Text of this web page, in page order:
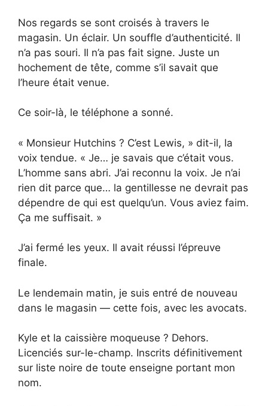
Nos regards se sont croisés à travers le
magasin. Un éclair. Un souffle d’authenticité. Il
n’a pas souri. Il n’a pas fait signe. Juste un
hochement de tête, comme s’il savait que
l’heure était venue.
Ce soir-là, le téléphone a sonné.
« Monsieur Hutchins ? C’est Lewis, » dit-il, la
voix tendue. « Je… je savais que c’était vous.
L’homme sans abri. J’ai reconnu la voix. Je n’ai
rien dit parce que… la gentillesse ne devrait pas
dépendre de qui est quelqu’un. Vous aviez faim.
Ça me suffisait. »
J’ai fermé les yeux. Il avait réussi l’épreuve
finale.
Le lendemain matin, je suis entré de nouveau
dans le magasin — cette fois, avec les avocats.
Kyle et la caissière moqueuse ? Dehors.
Licenciés sur-le-champ. Inscrits définitivement
sur liste noire de toute enseigne portant mon
nom.